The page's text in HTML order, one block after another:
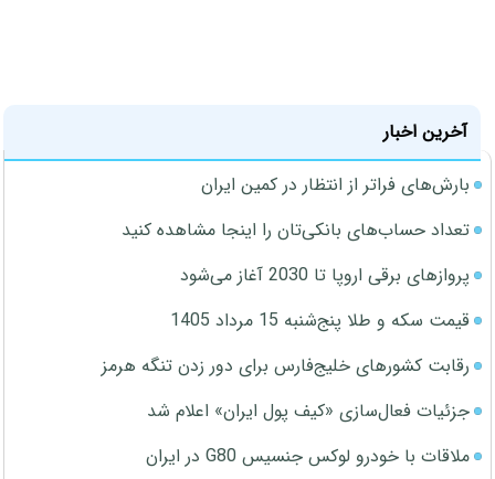
آخرین اخبار
بارش‌های فراتر از انتظار در کمین ایران
تعداد حساب‌های بانکی‌تان را اینجا مشاهده کنید
پروازهای برقی اروپا تا 2030 آغاز می‌شود
قیمت سکه و طلا پنج‌شنبه 15 مرداد 1405
رقابت کشورهای خلیج‌فارس برای دور زدن تنگه هرمز
جزئیات فعال‌سازی «کیف پول ایران» اعلام شد
ملاقات با خودرو لوکس جنسیس G80 در ایران